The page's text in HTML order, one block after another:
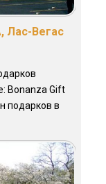
Лас-Вегас
Bonanza Gift
подарков в